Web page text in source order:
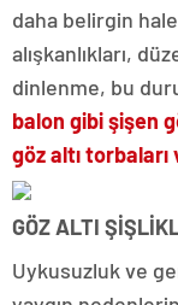
daha belirgin hale
alışkanlıkları,
dinlenme, bu
balon gibi şişen
göz altı
GÖZ ALTI
Uykusuzluk ve